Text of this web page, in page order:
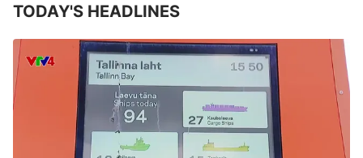
TODAY'S HEADLINES